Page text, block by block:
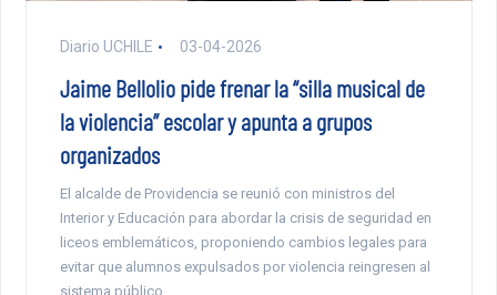
Diario UCHILE 03-04-2026
Jaime Bellolio pide frenar la “silla musical de
la violencia” escolar y apunta a grupos
organizados
El alcalde de Providencia se reunió con ministros del
Interior y Educación para abordar la crisis de seguridad en
liceos emblemáticos, proponiendo cambios legales para
evitar que alumnos expulsados por violencia reingresen al
sistema público.